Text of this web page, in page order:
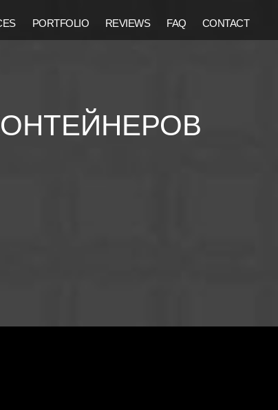
PORTFOLIO REVIEWS FAQ CONTACT